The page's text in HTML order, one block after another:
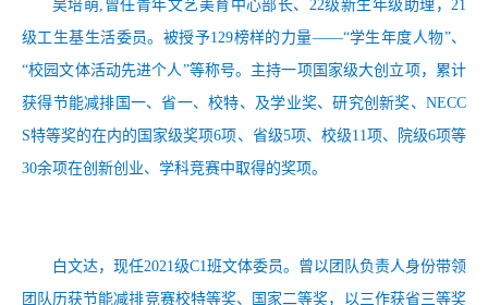
吴培萌,曾任青年文艺美育中心部长、22级新生年级助理，21
级工生基生活委员。被授予129榜样的力量——“学生年度人物”、
“校园文体活动先进个人”等称号。主持一项国家级大创立项，累计
获得节能减排国一、省一、校特、及学业奖、研究创新奖、NECC
S特等奖的在内的国家级奖项6项、省级5项、校级11项、院级6项等
30余项在创新创业、学科竞赛中取得的奖项。
白文达，现任2021级C1班文体委员。曾以团队负责人身份带领
团队历获节能减排竞赛校特等奖、国家二等奖，以三作获省三等奖